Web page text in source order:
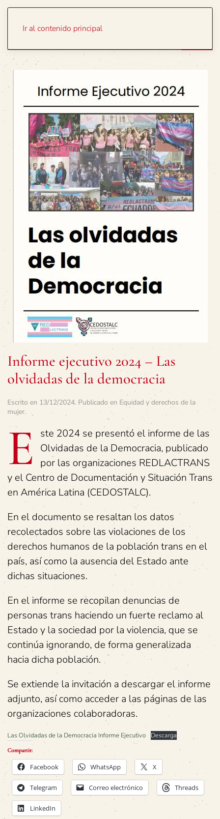
Ir al contenido principal
Informe ejecutivo 2024 – Las
olvidadas de la democracia
Escrito en 13/12/2024. Publicado en Equidad y derechos de la
mujer.
E
ste 2024 se presentó el informe de las
Olvidadas de la Democracia, publicado
por las organizaciones REDLACTRANS
y el Centro de Documentación y Situación Trans
en América Latina (CEDOSTALC).
En el documento se resaltan los datos
recolectados sobre las violaciones de los
derechos humanos de la población trans en el
país, así como la ausencia del Estado ante
dichas situaciones.
En el informe se recopilan denuncias de
personas trans haciendo un fuerte reclamo al
Estado y la sociedad por la violencia, que se
continúa ignorando, de forma generalizada
hacia dicha población.
Se extiende la invitación a descargar el informe
adjunto, así como acceder a las páginas de las
organizaciones colaboradoras.
Las Olvidadas de la Democracia Informe Ejecutivo Descarga
Compartir:
Facebook WhatsApp X
Telegram Correo electrónico Threads
LinkedIn